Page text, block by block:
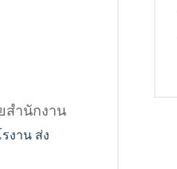
สำนักงาน
งาน ส่ง